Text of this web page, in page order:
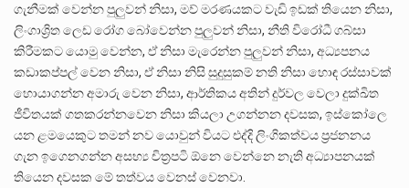
ගැනීමක් වෙන්න පුලුවන් නිසා, මව් මරණයකට වැඩි ඉඩක් තියෙන නිසා,
ලිංගාශ්‍රිත ලෙඩ රෝග බෝවෙන්න පුලුවන් නිසා, නීති විරෝධී ගබ්සා
කිරීමකට යොමු වෙන්න, ඒ නිසා මැරෙන්න පුලුවන් නිසා, අධ්‍යපනය
කඩාකප්පල් වෙන නිසා, ඒ නිසා නිසි සුදුසුකම් නති නිසා හොඳ රස්සාවක්
හොයාගන්න අමාරු වෙන නිසා, ආර්තිකය අතින් දුර්වල වෙලා දුක්ඛිත
ජීවිතයක් ගතකරන්නවෙන නිසා කියලා උගන්නන දවසක, ඉස්කෝලෙ
යන ළමයෙකුට තමන් නව යොවුන් වියට එද්දි ලිංගිකත්වය ප්‍රජනනය
ගැන ඉගෙනගන්න අසභ්‍ය චිත්‍රපටි ඕනෙ වෙන්නෙ නැති අධ්‍යාපනයක්
තියෙන දවසක මේ තත්වය වෙනස් වෙනවා.